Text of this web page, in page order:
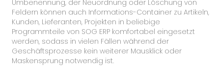
Umbenennung, der Neuordnung oder Löschung von
Feldern können auch Informations-Container zu Artikeln,
Kunden, Lieferanten, Projekten in beliebige
Programmteile von SOG ERP komfortabel eingesetzt
werden, sodass in vielen Fällen während der
Geschäftsprozesse kein weiterer Mausklick oder
Maskensprung notwendig ist.